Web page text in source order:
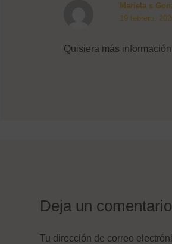
Mariela s
19 febrero,
Quisiera más
Deja un comentario
Tu dirección de correo